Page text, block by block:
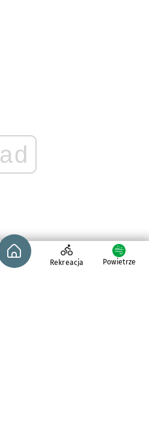
ad
Strona główna - wroclaw.pl
Rekreacja Powietrze